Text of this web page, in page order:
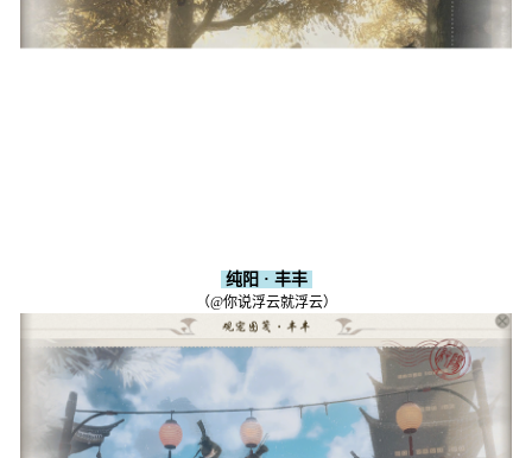
纯阳 · 丰丰
（@你说浮云就浮云）